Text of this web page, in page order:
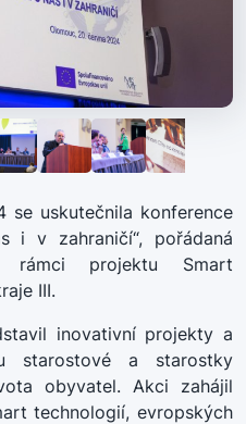
uskutečnila konference
i v zahraničí“, pořádaná
rámci projektu Smart
III.
inovativní projekty a
starostové a starostky
obyvatel. Akci zahájil
technologií, evropských